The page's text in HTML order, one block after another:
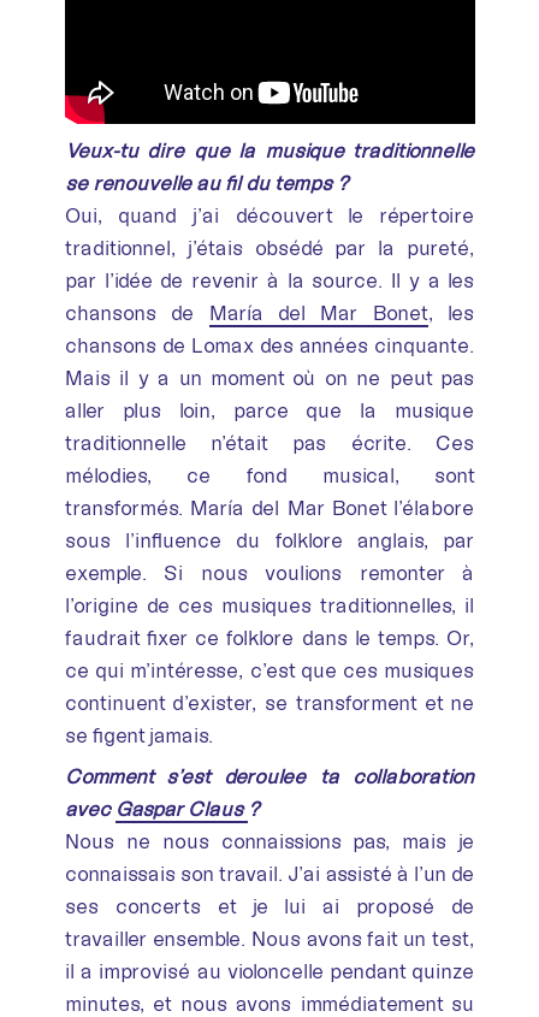
Veux-tu dire que la musique traditionnelle
se renouvelle au fil du temps ?
Oui, quand j’ai découvert le répertoire
traditionnel, j’étais obsédé par la pureté,
par l’idée de revenir à la source. Il y a les
chansons de María del Mar Bonet, les
chansons de Lomax des années cinquante.
Mais il y a un moment où on ne peut pas
aller plus loin, parce que la musique
traditionnelle n’était pas écrite. Ces
mélodies, ce fond musical, sont
transformés. María del Mar Bonet l’élabore
sous l’influence du folklore anglais, par
exemple. Si nous voulions remonter à
l’origine de ces musiques traditionnelles, il
faudrait fixer ce folklore dans le temps. Or,
ce qui m’intéresse, c’est que ces musiques
continuent d’exister, se transforment et ne
se figent jamais.
Comment s’est déroulée ta collaboration
avec Gaspar Claus ?
Nous ne nous connaissions pas, mais je
connaissais son travail. J’ai assisté à l’un de
ses concerts et je lui ai proposé de
travailler ensemble. Nous avons fait un test,
il a improvisé au violoncelle pendant quinze
minutes, et nous avons immédiatement su